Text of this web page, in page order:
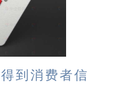
到消费者信